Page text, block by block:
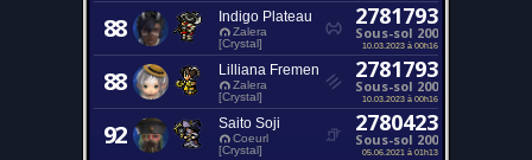
88 Indigo Plateau
Zalera
[Crystal]
2781793
Sous-sol 200
10.03.2023 à 00h16
88 Lilliana Fremen
Zalera
[Crystal]
2781793
Sous-sol 200
10.03.2023 à 00h16
92 Saito Soji
Coeurl
[Crystal]
2780423
Sous-sol 200
05.06.2021 à 01h13